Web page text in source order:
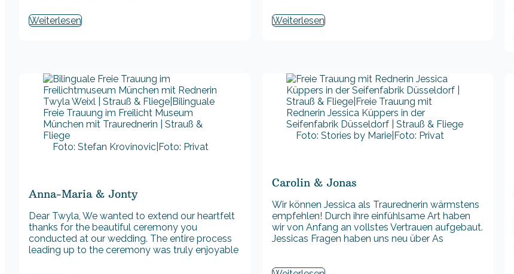
Weiterlesen Weiterlesen
Foto: Stefan Krovinovic|Foto: Privat
Anna-Maria & Jonty
Dear Twyla, We wanted to extend our heartfelt
thanks for the beautiful ceremony you
conducted at our wedding. The entire process
leading up to the ceremony was truly enjoyable
Foto: Stories by Marie|Foto: Privat
Carolin & Jonas
Wir können Jessica als Traurednerin wärmstens
empfehlen! Durch ihre einfühlsame Art haben
wir von Anfang an vollstes Vertrauen aufgebaut.
Jessicas Fragen haben uns neu über As